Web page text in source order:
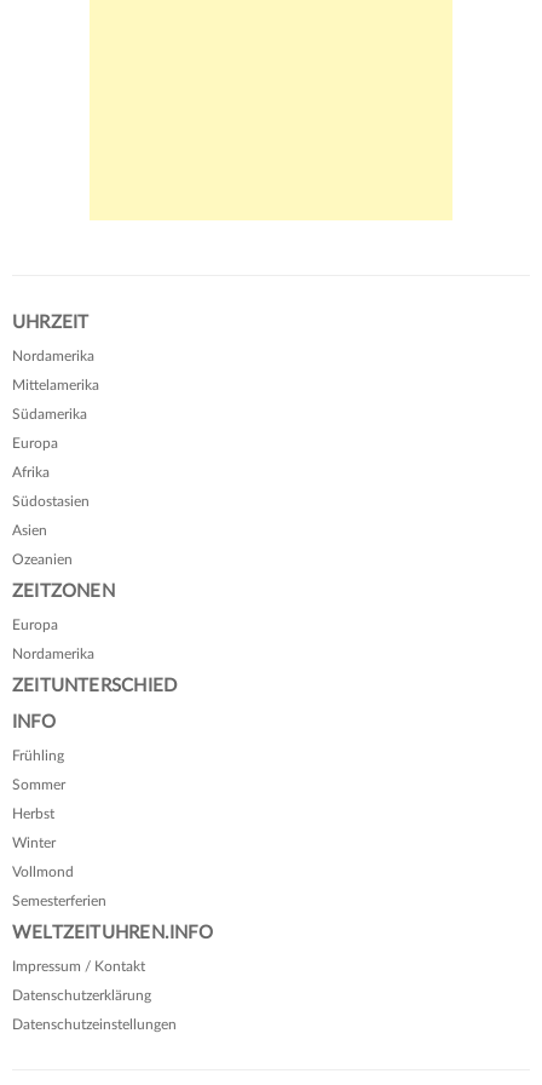
UHRZEIT
Nordamerika
Mittelamerika
Südamerika
Europa
Afrika
Südostasien
Asien
Ozeanien
ZEITZONEN
Europa
Nordamerika
ZEITUNTERSCHIED
INFO
Frühling
Sommer
Herbst
Winter
Vollmond
Semesterferien
WELTZEITUHREN.INFO
Impressum / Kontakt
Datenschutzerklärung
Datenschutzeinstellungen